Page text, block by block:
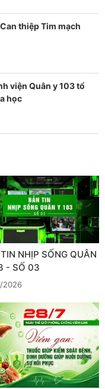
thiệp Tim mạch
viện Quân y 103 tổ
học
NHỊP SỐNG QUÂN
- SỐ 03
2026